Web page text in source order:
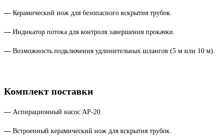
— Керамический нож для безопасного вскрытия трубок.
— Индикатор потока для контроля завершения прокачки.
— Возможность подключения удлинительных шлангов (5 м или 10 м).
Комплект поставки
— Аспирационный насос АР-20.
— Встроенный керамический нож для вскрытия трубок.